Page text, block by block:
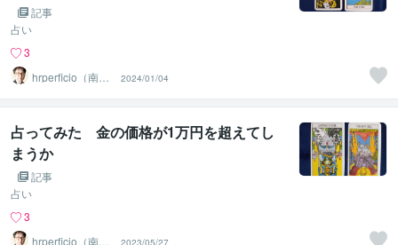
記事
占い
3
hrperficio（南仙
台の父）
2024/01/04
占ってみた 金の価格が1万円を超えてし
まうか
記事
占い
3
hrperficio（南仙
2023/05/27